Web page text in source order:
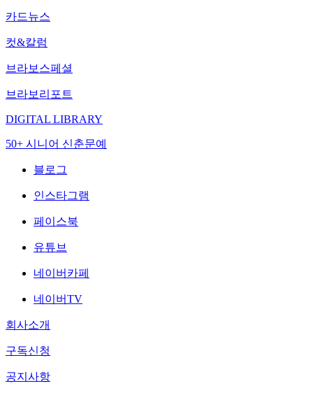
카드뉴스
컷&칼럼
브라보스페셜
브라보리포트
DIGITAL LIBRARY
50+ 시니어 신춘문예
블로그
인스타그램
페이스북
유튜브
네이버카페
네이버TV
회사소개
구독신청
공지사항